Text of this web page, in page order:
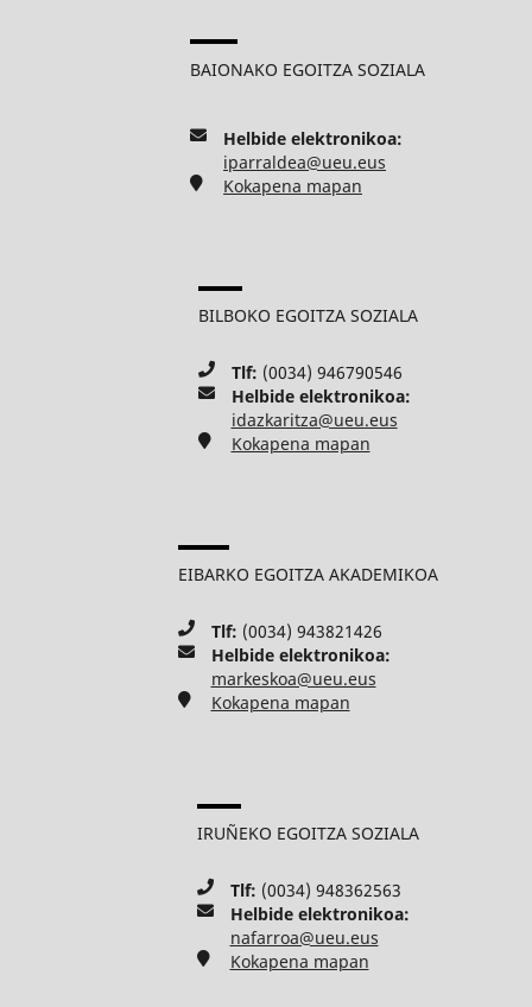
BAIONAKO EGOITZA SOZIALA
Helbide elektronikoa:
iparraldea@ueu.eus
Kokapena mapan
BILBOKO EGOITZA SOZIALA
Tlf: (0034) 946790546
Helbide elektronikoa:
idazkaritza@ueu.eus
Kokapena mapan
EIBARKO EGOITZA AKADEMIKOA
Tlf: (0034) 943821426
Helbide elektronikoa:
markeskoa@ueu.eus
Kokapena mapan
IRUÑEKO EGOITZA SOZIALA
Tlf: (0034) 948362563
Helbide elektronikoa:
nafarroa@ueu.eus
Kokapena mapan